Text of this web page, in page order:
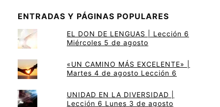
ENTRADAS Y PÁGINAS POPULARES
EL DON DE LENGUAS | Lección 6
Miércoles 5 de agosto
«UN CAMINO MÁS EXCELENTE» |
Martes 4 de agosto Lección 6
UNIDAD EN LA DIVERSIDAD |
Lección 6 Lunes 3 de agosto